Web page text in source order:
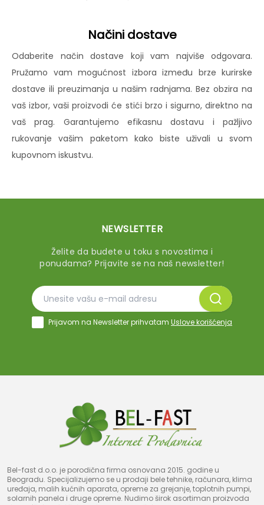
Načini dostave
Odaberite način dostave koji vam najviše odgovara.
Pružamo vam mogućnost izbora između brze kurirske
dostave ili preuzimanja u našim radnjama. Bez obzira na
vaš izbor, vaši proizvodi će stići brzo i sigurno, direktno na
vaš prag. Garantujemo efikasnu dostavu i pažljivo
rukovanje vašim paketom kako biste uživali u svom
kupovnom iskustvu.
NEWSLETTER
Želite da budete u toku s novostima i
ponudama? Prijavite se na naš newsletter!
Prijavom na Newsletter prihvatam Uslove korišćenja
Bel-fast d.o.o. je porodična firma osnovana 2015. godine u
Beogradu. Specijalizujemo se u prodaji bele tehnike, računara, klima
uređaja, malih kućnih aparata, opreme za grejanje, toplotnih pumpi,
solarnih panela i druge opreme. Nudimo širok asortiman proizvoda